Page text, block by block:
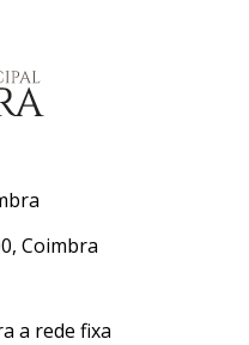
Coimbra
a rede fixa